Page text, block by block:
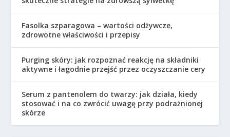
Fasolka szparagowa – wartości odżywcze,
zdrowotne właściwości i przepisy
Purging skóry: jak rozpoznać reakcję na składniki
aktywne i łagodnie przejść przez oczyszczanie cery
Serum z pantenolem do twarzy: jak działa, kiedy
stosować i na co zwrócić uwagę przy podrażnionej
skórze